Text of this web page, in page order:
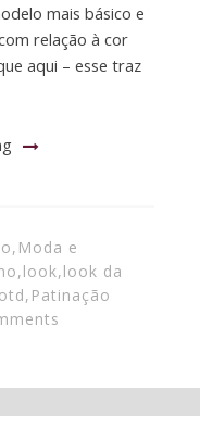
mais básico e
relação à cor
aqui – esse traz
, Moda e
,look,look da
, Patinação